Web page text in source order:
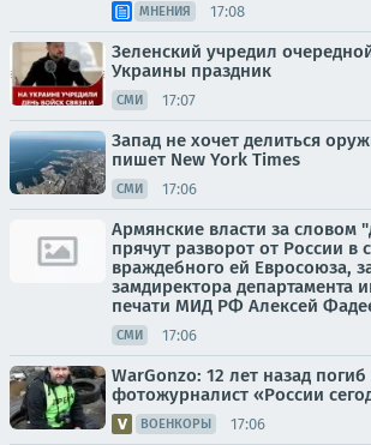
МНЕНИЯ 17:08
Зеленский учредил
Украины праздник
СМИ 17:07
Запад не хочет делиться
пишет New York Times
СМИ 17:06
Армянские власти за словом
прячут разворот от России в
враждебного ей Евросоюза,
замдиректора департамента
печати МИД РФ Алексей
СМИ 17:06
WarGonzo: 12 лет назад
фотожурналист «России
ВОЕНКОРЫ 17:06